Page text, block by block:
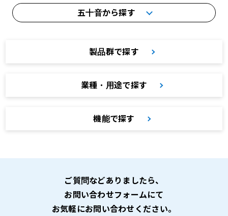
五十音から探す
製品群で探す
業種・用途で探す
機能で探す
ご質問などありましたら、
お問い合わせフォームにて
お気軽にお問い合わせください。